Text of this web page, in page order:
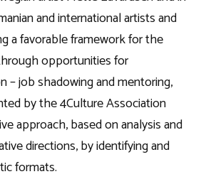
and international artists and
a favorable framework for the
opportunities for
– job shadowing and mentoring,
by the 4Culture Association
approach, based on analysis and
directions, by identifying and
formats.